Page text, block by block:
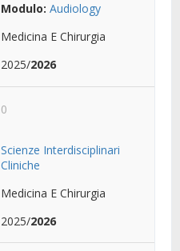
Modulo: Audiology
Medicina E Chirurgia
2025/2026
0
Scienze Interdisciplinari
Cliniche
Medicina E Chirurgia
2025/2026